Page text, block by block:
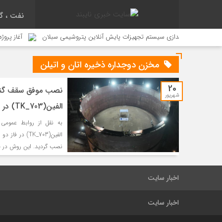
نفت ،
راه‌اندازی سیستم تجهیزات پایش آنلاین پتروشیمی سبلان آغاز پروژه افزایش ظرفیت
مخزن دوجداره ذخیره اتان و اتیلن
20
شهریور
الفین(TK_703) در فاز دو مجتمع پتروشیمی بوشهر
به نقل از روابط
نصب گردید. این روش در
اخبار سایت
اخبار سایت